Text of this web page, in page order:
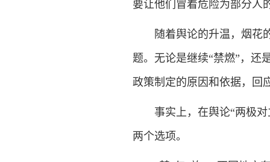
要让他们冒着危险为部分人
随着舆论的升温，烟花的
题。无论是继续“禁燃”，还
政策制定的原因和依据，回
事实上，在舆论“两极对
两个选项。